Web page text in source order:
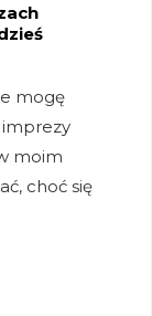
mogę
imprezy
moim
choć się